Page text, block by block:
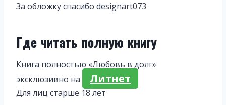
За обложку спасибо designart073
Где читать полную книгу
Книга полностью «Любовь в долг»
эксклюзивно на
Литнет
Для лиц старше 18 лет